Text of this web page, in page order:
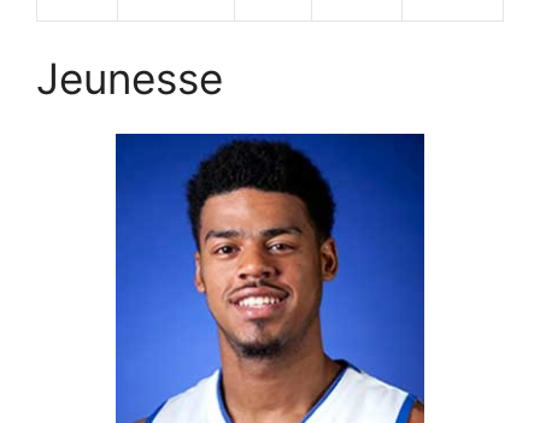
Jeunesse